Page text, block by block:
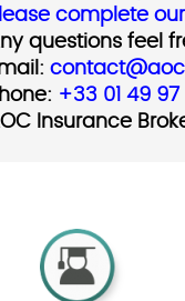
complete
questions feel
+33 01 49
Insurance